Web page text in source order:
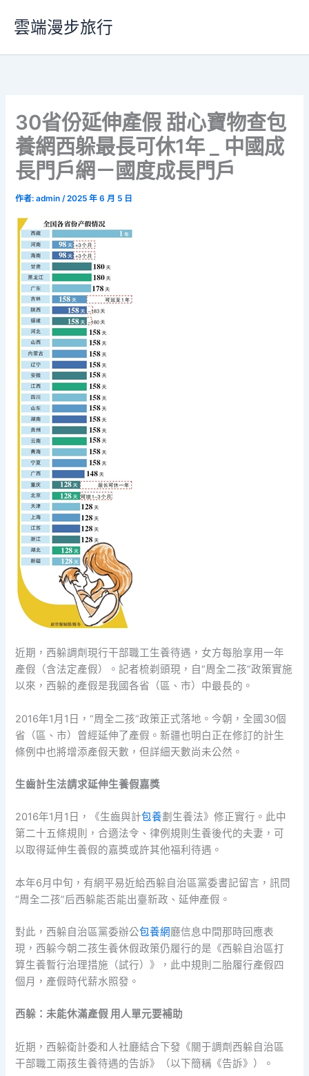
要
雲端漫步旅行
30省份延伸產假 甜心寶物查包
養網西躲最長可休1年 _ 中國成
長門戶網－國度成長門戶
作者:admin/2025 年 6 月 5 日
近期，西躲調劑現行干部職工生養待遇，女方每胎享用一年
產假（含法定產假）。記者梳剃頭現，自“周全二孩”政策實施
以來，西躲的產假是我國各省（區、市）中最長的。
2016年1月1日，“周全二孩”政策正式落地。今朝，全國30個
省（區、市）曾經延伸了產假。新疆也明白正在修訂的計生
條例中也將增添產假天數，但詳細天數尚未公然。
生齒計生法請求延伸生養假嘉獎
2016年1月1日，《生齒與計包養劃生養法》修正實行。此中
第二十五條規則，合適法令、律例規則生養後代的夫妻，可
以取得延伸生養假的嘉獎或許其他福利待遇。
本年6月中旬，有網平易近給西躲自治區黨委書記留言，訊問
“周全二孩”后西躲能否能出臺新政、延伸產假。
對此，西躲自治區黨委辦公包養網廳信息中間那時回應表
現，西躲今朝二孩生養休假政策仍履行的是《西躲自治區打
算生養暫行治理措施（試行）》，此中規則二胎履行產假四
個月，產假時代薪水照發。
西躲：未能休滿產假 用人單元要補助
近期，西躲衛計委和人社廳結合下發《關于調劑西躲自治區
干部職工兩孩生養待遇的告訴》（以下簡稱《告訴》）。